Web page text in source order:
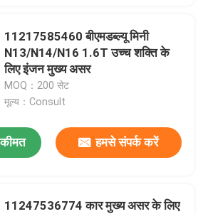
11217585460 बीएमडब्ल्यू मिनी
N13/N14/N16 1.6T उच्च शक्ति के
लिए इंजन मुख्य असर
MOQ：200 सेट
मूल्य：Consult
हमसे संपर्क करें
11247536774 कार मुख्य असर के लिए